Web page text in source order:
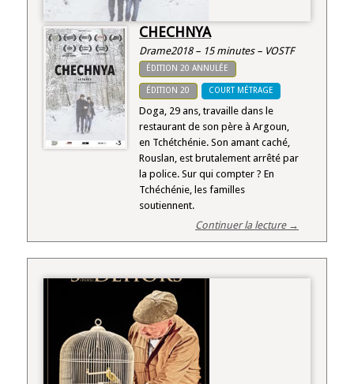
CHECHNYA
Drame2018 – 15 minutes – VOSTF
ÉDITION 20 ANNULÉE
ÉDITION 20 COURT MÉTRAGE
Doga, 29 ans, travaille dans le
restaurant de son père à Argoun,
en Tchétchénie. Son amant caché,
Rouslan, est brutalement arrêté par
la police. Sur qui compter ? En
Tchéchénie, les familles
soutiennent.
Continuer la lecture →